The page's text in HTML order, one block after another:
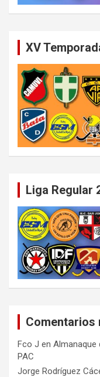
XV
Liga Regular
Comentarios
Fco J en Almanaque
PAC
Jorge Rodríguez